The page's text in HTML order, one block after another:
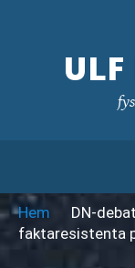
Hem
DN-
faktaresistenta